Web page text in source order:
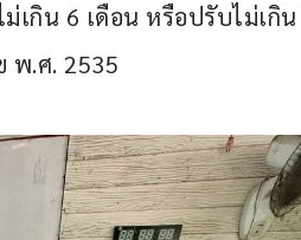
เกิน 6 เดือน หรือปรับไม่เกิ
พ.ศ. 2535